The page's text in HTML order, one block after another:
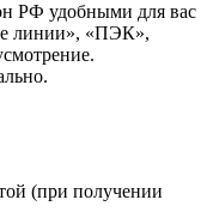
РФ удобными для вас
линии», «ПЭК»,
(при получении